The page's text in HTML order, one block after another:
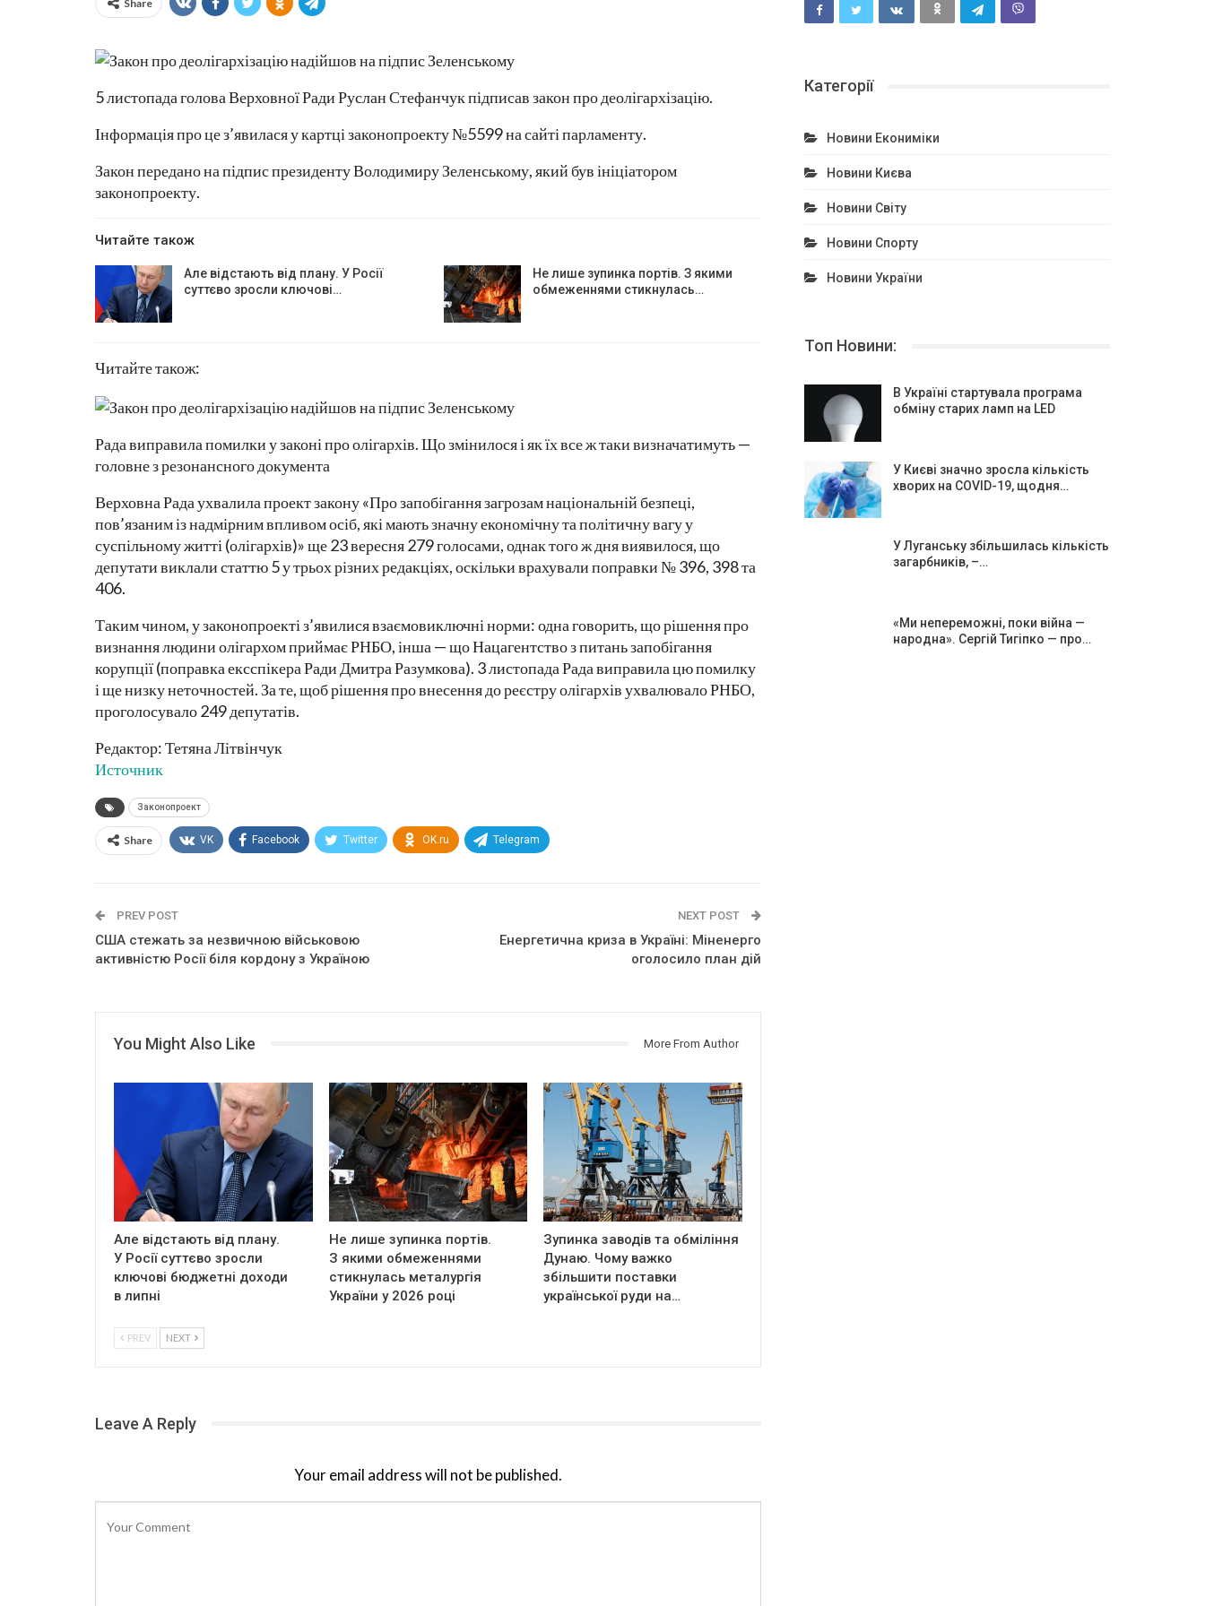
Share
5 листопада голова Верховної Ради Руслан Стефанчук підписав закон про деолігархізацію.
Інформація про це з’явилася у картці законопроекту №5599 на сайті парламенту.
Закон передано на підпис президенту Володимиру Зеленському, який був ініціатором
законопроекту.
Читайте також
Але відстають від плану. У Росії
суттєво зросли ключові…
Не лише зупинка портів. З якими
обмеженнями стикнулась…
Читайте також:
Рада виправила помилки у законі про олігархів. Що змінилося і як їх все ж таки визначатимуть —
головне з резонансного документа
Верховна Рада ухвалила проект закону «Про запобігання загрозам національній безпеці,
пов’язаним із надмірним впливом осіб, які мають значну економічну та політичну вагу у
суспільному житті (олігархів)» ще 23 вересня 279 голосами, однак того ж дня виявилося, що
депутати виклали статтю 5 у трьох різних редакціях, оскільки врахували поправки № 396, 398 та
406.
Таким чином, у законопроекті з’явилися взаємовиключні норми: одна говорить, що рішення про
визнання людини олігархом приймає РНБО, інша — що Нацагентство з питань запобігання
корупції (поправка ексспікера Ради Дмитра Разумкова). 3 листопада Рада виправила цю помилку
і ще низку неточностей. За те, щоб рішення про внесення до реєстру олігархів ухвалювало РНБО,
проголосувало 249 депутатів.
Редактор: Тетяна Літвінчук
Источник
Законопроект
Share VK Facebook Twitter OK.ru Telegram
PREV POST
США стежать за незвичною військовою
активністю Росії біля кордону з Україною
NEXT POST
Енергетична криза в Україні: Міненерго
оголосило план дій
You Might Also Like More From Author
Але відстають від плану.
У Росії суттєво зросли
ключові бюджетні доходи
в липні
Не лише зупинка портів.
З якими обмеженнями
стикнулась металургія
України у 2026 році
Зупинка заводів та обміління
Дунаю. Чому важко
збільшити поставки
української руди на…
PREV NEXT
Leave A Reply
Your email address will not be published.
Категорії
Новини Екониміки
Новини Києва
Новини Світу
Новини Спорту
Новини України
Топ Новини:
В Україні стартувала програма
обміну старих ламп на LED
У Києві значно зросла кількість
хворих на COVID-19, щодня…
У Луганську збільшилась кількість
загарбників, –…
«Ми непереможні, поки війна —
народна». Сергій Тигіпко — про…